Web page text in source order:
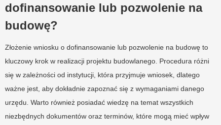
dofinansowanie lub pozwolenie na
budowę?
Złożenie wniosku o dofinansowanie lub pozwolenie na budowę to
kluczowy krok w realizacji projektu budowlanego. Procedura różni
się w zależności od instytucji, która przyjmuje wniosek, dlatego
ważne jest, aby dokładnie zapoznać się z wymaganiami danego
urzędu. Warto również posiadać wiedzę na temat wszystkich
niezbędnych dokumentów oraz terminów, które mogą mieć wpływ